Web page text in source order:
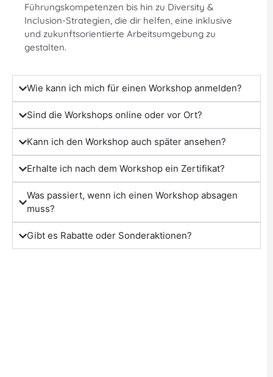
Führungskompetenzen bis hin zu Diversity &
Inclusion-Strategien, die dir helfen, eine inklusive
und zukunftsorientierte Arbeitsumgebung zu
gestalten.
Wie kann ich mich für einen Workshop anmelden?
Sind die Workshops online oder vor Ort?
Kann ich den Workshop auch später ansehen?
Erhalte ich nach dem Workshop ein Zertifikat?
Was passiert, wenn ich einen Workshop absagen
muss?
Gibt es Rabatte oder Sonderaktionen?